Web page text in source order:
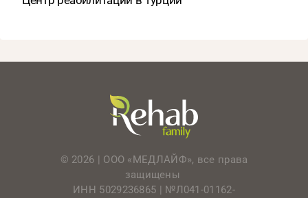
© 2026 | ООО «МЕДЛАЙФ», все права
защищены
ИНН 5029236865 | №Л041-01162-